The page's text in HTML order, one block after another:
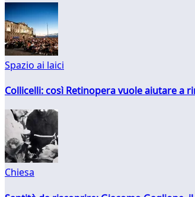
Spazio ai laici
Collicelli: così Retinopera vuole aiutare a
Chiesa